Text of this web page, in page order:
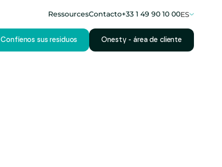
RessourcesContacto+33 1 49 90 10 00ES
Confíenos sus residuos Onesty - área de cliente